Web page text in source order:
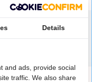
voor jou
Details
and ads, provide social
traffic. We also share